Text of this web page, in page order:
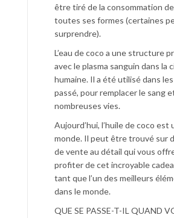
être tiré de la consommation
toutes ses formes (certaines
surprendre).
L’eau de coco a une structure
avec le plasma sanguin dans la
humaine. Il a été utilisé dans
passé, pour remplacer le sang
nombreuses vies.
Aujourd’hui, l’huile de coco
monde. Il peut être trouvé sur
de vente au détail qui vous
profiter de cet incroyable
tant que l’un des meilleurs
dans le monde.
QUE SE PASSE-T-IL QUAND